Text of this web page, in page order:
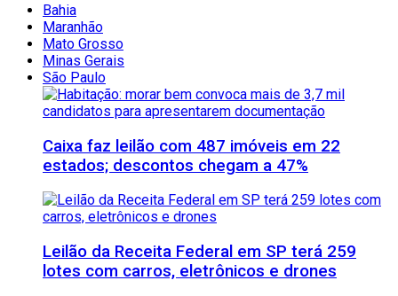
Bahia
Maranhão
Mato Grosso
Minas Gerais
São Paulo
Caixa faz leilão com 487 imóveis em 22
estados; descontos chegam a 47%
Leilão da Receita Federal em SP terá 259
lotes com carros, eletrônicos e drones